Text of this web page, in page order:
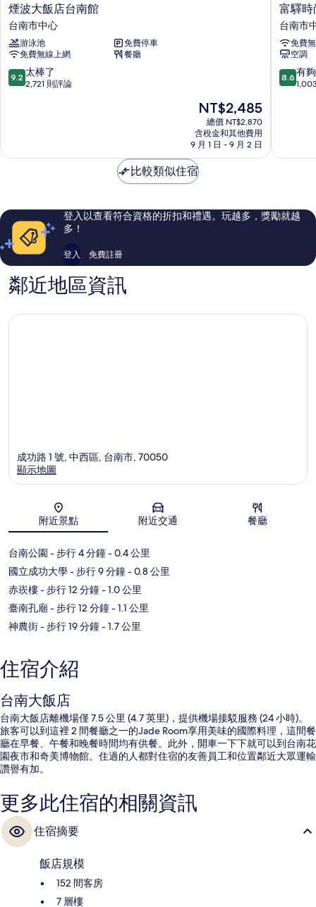
煙
波
大
飯
店
台
南
心
煙波大飯店台南館
台南市中心
游泳池
免費停車
免費無線上網
餐廳
9.2
分，
棒
評
論
9.2 太棒了
2,721 則評論
現
在
價
格
為
NT$2,485
NT$2,485
總價 NT$2,870
含稅金和其他費用
9 月 1 日 - 9 月 2 日
富
驛
時
尚
酒
店
台
台
心
富驛時
台南市
免費
空調
8.6
分，
夠
評
論
8.6 有
比較類似住宿
登入以查看符合資格的折扣和禮遇。玩越多，獎勵就越
多！
登入 免費註冊
鄰近地區資訊
地圖
成功路 1 號, 中西區, 台南市, 70050
顯示地圖
附近景點 附近交通 餐廳
台南公園 - 步行 4 分鐘- 0.4 公里
國立成功大學- 步行 9 分鐘- 0.8 公里
赤崁樓- 步行 12 分鐘- 1.0 公里
臺南孔廟 - 步行 12 分鐘- 1.1 公里
神農街- 步行 19 分鐘- 1.7 公里
住宿介紹
台南大飯店
台南大飯店離機場僅 7.5 公里 (4.7 英里)，提供機場接駁服務 (24 小時)。
旅客可以到這裡 2 間餐廳之一的Jade Room享用美味的國際料理，這間餐
廳在早餐、午餐和晚餐時間均有供餐。此外，開車一下下就可以到台南花
園夜市和奇美博物館。住過的人都對住宿的友善員工和位置鄰近大眾運輸
讚譽有加。
更多此住宿的相關資訊
住宿摘要
飯店規模
152 間客房
7 層樓